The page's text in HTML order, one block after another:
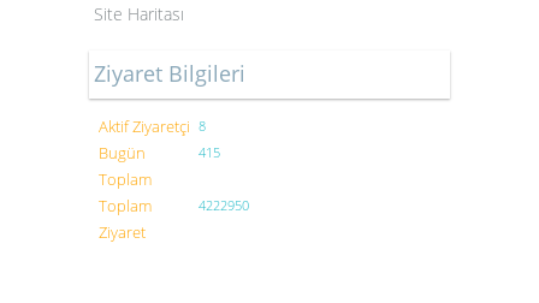
Site Haritası
Ziyaret Bilgileri
Aktif Ziyaretçi 8
Bugün
Toplam
415
Toplam
Ziyaret
4222950